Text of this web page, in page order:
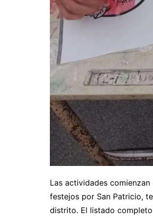
Las actividades
festejos por San Patricio,
distrito. El listado